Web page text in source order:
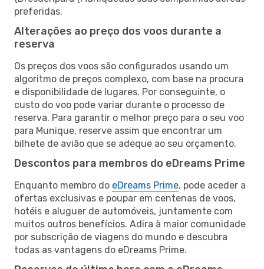
preferidas.
Alterações ao preço dos voos durante a
reserva
Os preços dos voos são configurados usando um
algoritmo de preços complexo, com base na procura
e disponibilidade de lugares. Por conseguinte, o
custo do voo pode variar durante o processo de
reserva. Para garantir o melhor preço para o seu voo
para Munique, reserve assim que encontrar um
bilhete de avião que se adeque ao seu orçamento.
Descontos para membros do eDreams Prime
Enquanto membro do eDreams Prime, pode aceder a
ofertas exclusivas e poupar em centenas de voos,
hotéis e aluguer de automóveis, juntamente com
muitos outros benefícios. Adira à maior comunidade
por subscrição de viagens do mundo e descubra
todas as vantagens do eDreams Prime.